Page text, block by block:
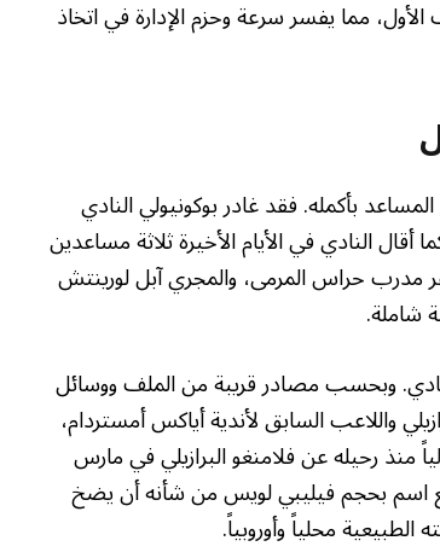
مما يفسر سرعة وحزم الإدارة في اتخاذ
بأكمله. فقد غادر بوكونيولي النادي
النادي في الأيام الأخيرة ثلاثة مساعدين
مدرب حراس المرمى، والمجري آبل لورينتش
شاملة.
وبحسب مصادر قريبة من الملف ووسائل
واللاعب السابق لأندية أياكس أمستردام،
(40 عاماً). لويس متاح حالياً منذ رحيله عن فلامنغو البرازيلي في مارس
اسم بحجم فيليبي لويس من شأنه أن يضخ
محلياً وأوروبياً.